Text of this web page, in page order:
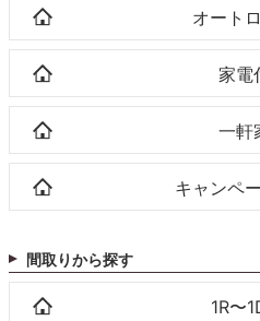
オート
家電
一軒
キャンペ
間取りから探す
1R〜